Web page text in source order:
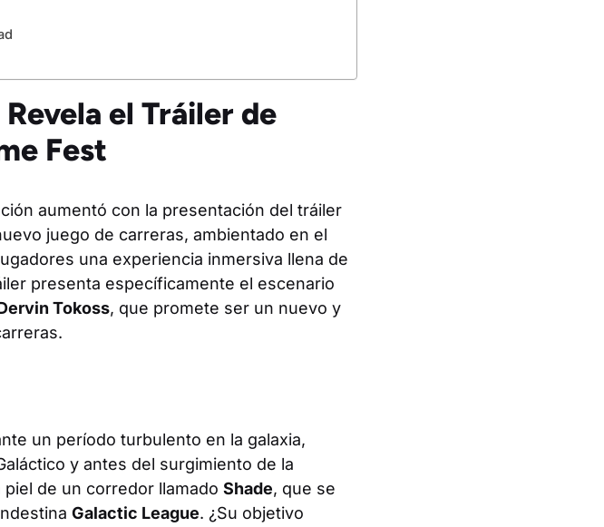
el Tráiler de
Fest
aumentó con la presentación del tráiler
juego de carreras, ambientado en el
una experiencia inmersiva llena de
presenta específicamente el escenario
Tokoss, que promete ser un nuevo y
un período turbulento en la galaxia,
y antes del surgimiento de la
de un corredor llamado Shade, que se
Galactic League. ¿Su objetivo